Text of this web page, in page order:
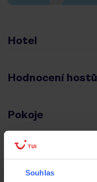
Souhlas
Hotel
Hodnocení hostů
Pokoje
Stravování